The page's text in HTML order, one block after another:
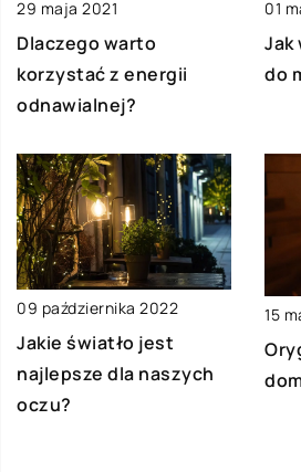
29 maja 2021
Dlaczego warto
korzystać z energii
odnawialnej?
01
Jak
do
09 października 2022
Jakie światło jest
najlepsze dla naszych
oczu?
15